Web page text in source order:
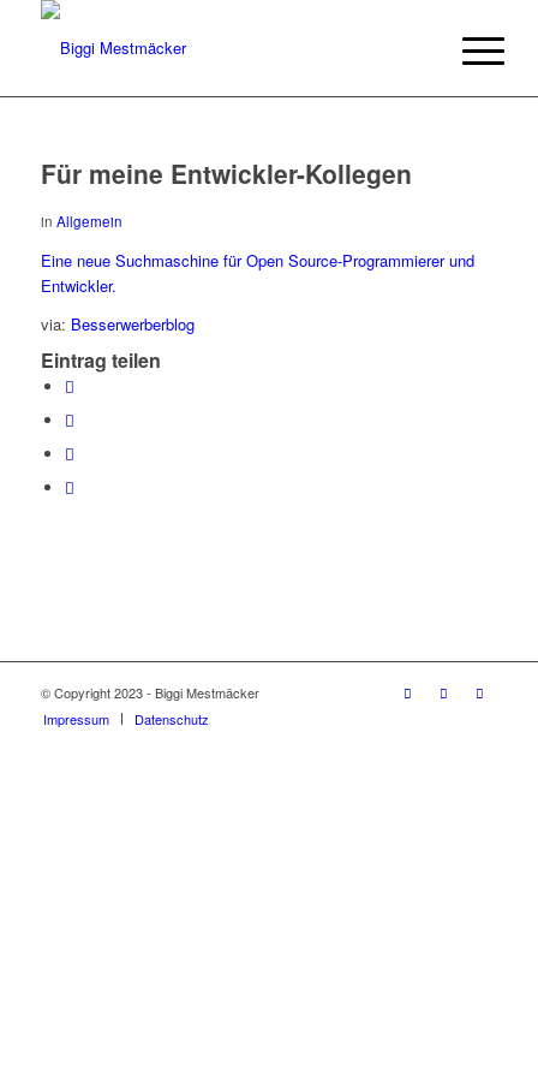
Für meine Entwickler-Kollegen
in Allgemein
Eine neue Suchmaschine für Open Source-Programmierer und
Entwickler.
via: Besserwerberblog
Eintrag teilen
© Copyright 2023 - Biggi Mestmäcker
Impressum
Datenschutz